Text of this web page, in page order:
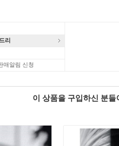
리
매알림 신청
이 상품을 구입하신 분